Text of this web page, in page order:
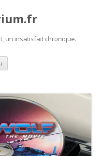
un insatisfait chronique.
Aller
contenu